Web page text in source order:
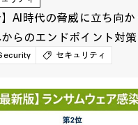
】AI時代の脅威に立ち向
らのエンドポイント対策
セキュリティ